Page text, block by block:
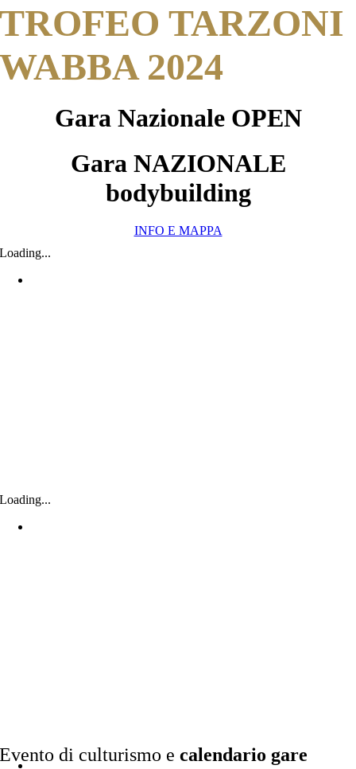
TROFEO TARZONI
WABBA 2024
Gara Nazionale OPEN
Gara NAZIONALE
bodybuilding
INFO E MAPPA
Loading...
Loading...
Evento di culturismo ecalendario gare